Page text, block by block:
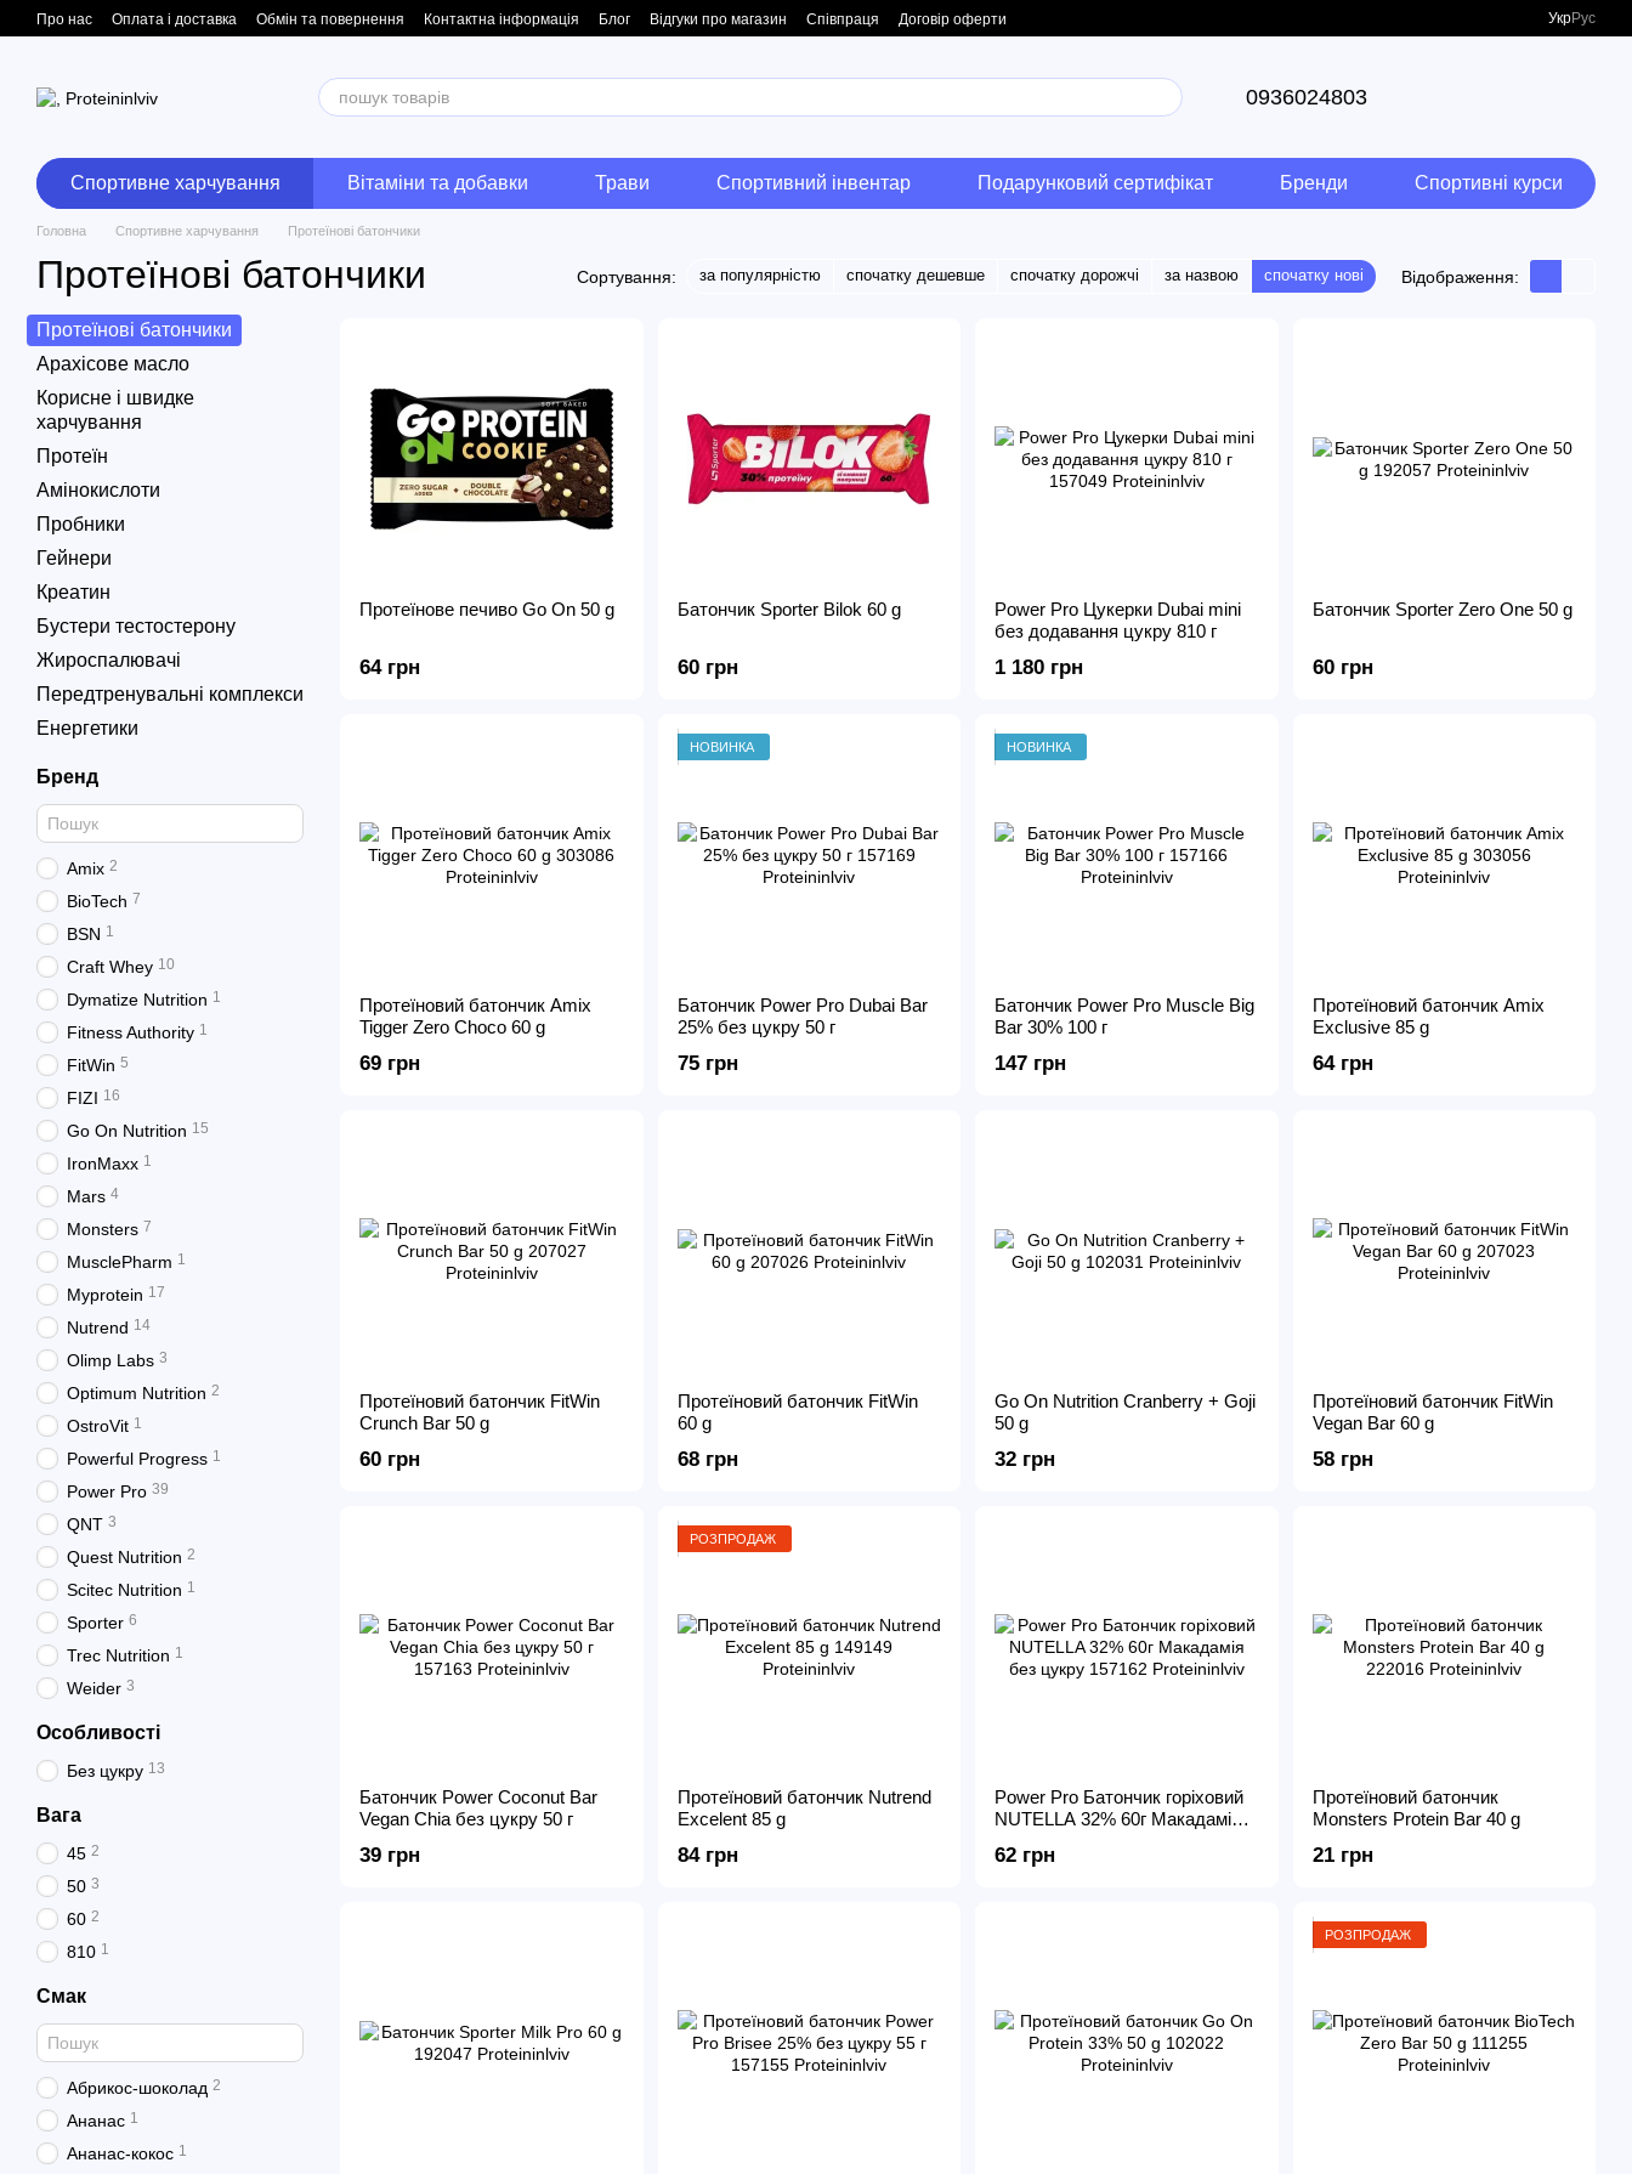
Перейти до основного контенту
Про нас Оплата і доставка Обмін та повернення Контактна інформація Блог Відгуки про магазин Співпраця Договір оферти УкрРус
0936024803
Спортивне харчування Вітаміни та добавки Трави Спортивний інвентар Подарунковий сертифікат Бренди Спортивні курси
Головна Спортивне харчування Протеїнові батончики
Протеїнові батончики Сортування: за популярністю спочатку дешевше спочатку дорожчі за назвою спочатку нові Відображення:
Протеїнове печиво Go On 50 g
64 грн
Батончик Sporter Bilok 60 g
60 грн
Power Pro Цукерки Dubai mini
без додавання цукру 810 г
1 180 грн
Батончик Sporter Zero One 50 g
60 грн
Протеїновий батончик Amix
Tigger Zero Choco 60 g
69 грн
НОВИНКА
Батончик Power Pro Dubai Bar
25% без цукру 50 г
75 грн
НОВИНКА
Батончик Power Pro Muscle Big
Bar 30% 100 г
147 грн
Протеїновий батончик Amix
Exclusive 85 g
64 грн
Протеїновий батончик FitWin
Crunch Bar 50 g
60 грн
Протеїновий батончик FitWin
60 g
68 грн
Go On Nutrition Cranberry + Goji
50 g
32 грн
Протеїновий батончик FitWin
Vegan Bar 60 g
58 грн
Батончик Power Coconut Bar
Vegan Chia без цукру 50 г
39 грн
РОЗПРОДАЖ
Протеїновий батончик Nutrend
Excelent 85 g
84 грн
Power Pro Батончик горіховий
NUTELLA 32% 60г Макадамія
62 грн
Протеїновий батончик
Monsters Protein Bar 40 g
21 грн
РОЗПРОДАЖ
Протеїнові батончики
Арахісове масло
Корисне і швидке
харчування
Протеїн
Амінокислоти
Пробники
Гейнери
Креатин
Бустери тестостерону
Жироспалювачі
Передтренувальні комплекси
Енергетики
Бренд
Amix 2
BioTech 7
BSN 1
Craft Whey 10
Dymatize Nutrition 1
Fitness Authority 1
FitWin 5
FIZI 16
Go On Nutrition 15
IronMaxx 1
Mars 4
Monsters 7
MusclePharm 1
Myprotein 17
Nutrend 14
Olimp Labs 3
Optimum Nutrition 2
OstroVit 1
Powerful Progress 1
Power Pro 39
QNT 3
Quest Nutrition 2
Scitec Nutrition 1
Sporter 6
Trec Nutrition 1
Weider 3
Особливості
Без цукру 13
Вага
45 2
50 3
60 2
810 1
Смак
Абрикос-шоколад 2
Ананас 1
Ананас-кокос 1